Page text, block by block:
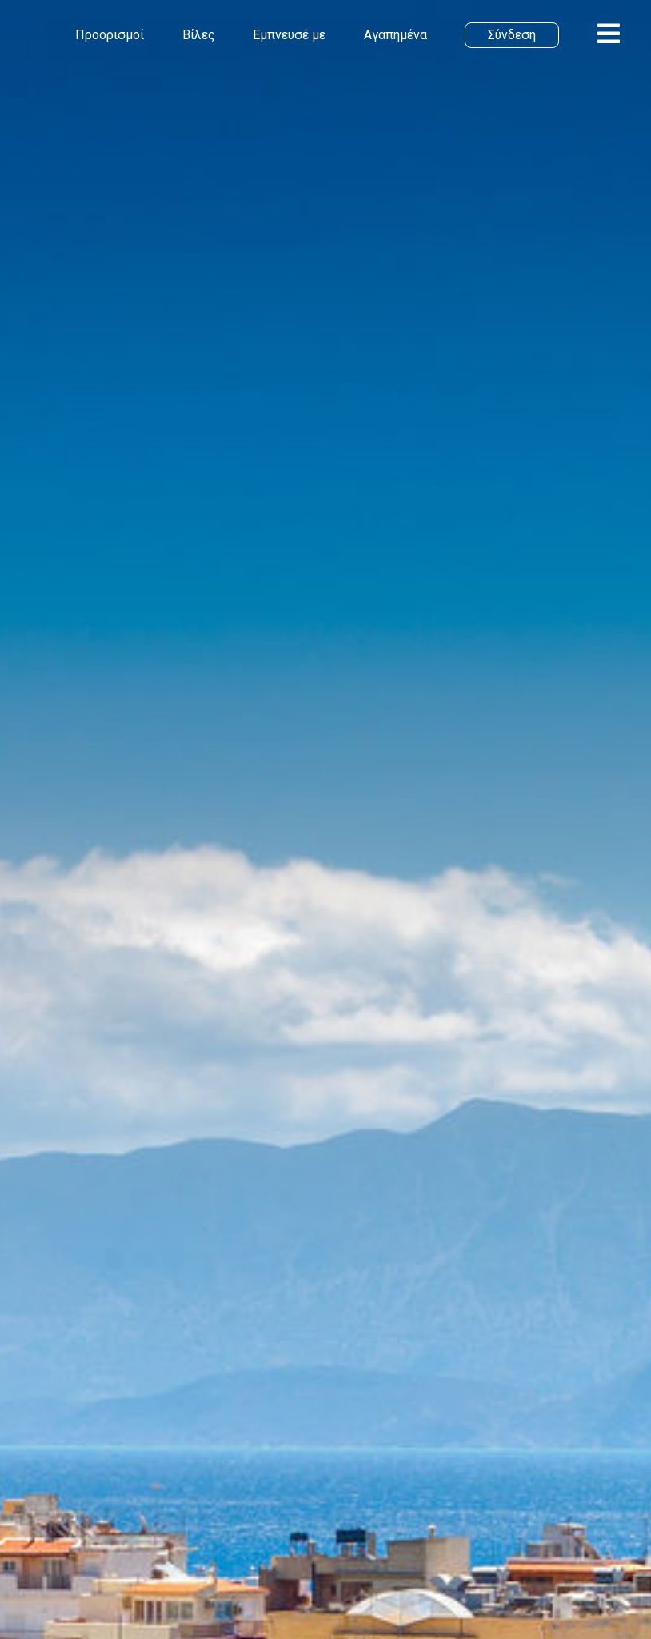
Προορισμοί Βίλες Εμπνευσέ με Αγαπημένα Σύνδεση